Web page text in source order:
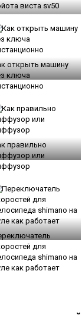
виста sv50
открыть машину
ключа
правильно
или
для
shimano на
как работает